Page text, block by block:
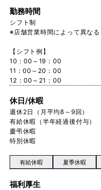
勤務時間
シフト制
※店舗営業時間によって異なる
【シフト例】
10：00～19：00
11：00～20：00
12：00～21：00
休日/休暇
週休2日（月平均8～9回）
有給休暇（半年経過後付与）
慶弔休暇
特別休暇
有給休暇 夏季休暇
福利厚生